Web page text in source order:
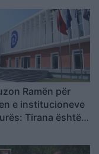
“Skënderbej”:
te
Ramën për
e institucioneve
Tirana është
Kombëtar